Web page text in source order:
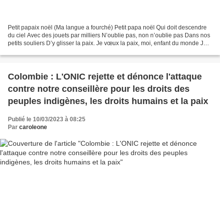
Petit papaix noël (Ma langue a fourché) Petit papa noël Qui doit descendre
du ciel Avec des jouets par milliers N’oublie pas, non n’oublie pas Dans nos
petits souliers D’y glisser la paix. Je vœux la paix, moi, enfant du monde Je
Colombie : L'ONIC rejette et dénonce l'attaque
contre notre conseillère pour les droits des
peuples indigènes, les droits humains et la paix
Publié le 10/03/2023 à 08:25
Par caroleone